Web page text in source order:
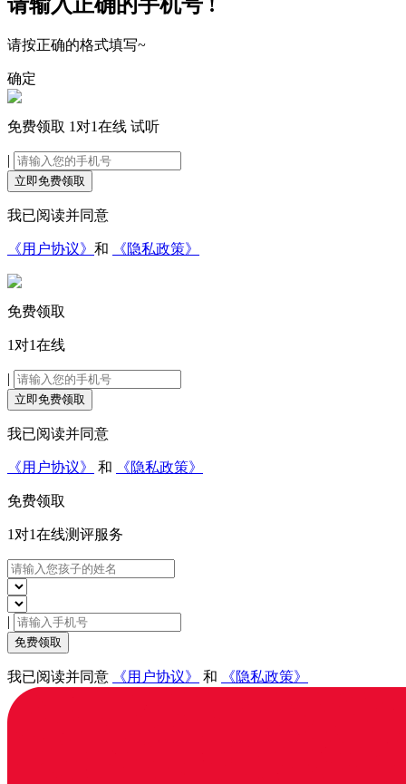
请按正确的格式填写~
确定
免费领取 1对1在线 试听
|
立即免费领取
我已阅读并同意
《用户协议》 和 《隐私政策》
免费领取
1对1在线
|
立即免费领取
我已阅读并同意
《用户协议》 和 《隐私政策》
免费领取
1对1在线测评服务
|
免费领取
我已阅读并同意 《用户协议》 和 《隐私政策》